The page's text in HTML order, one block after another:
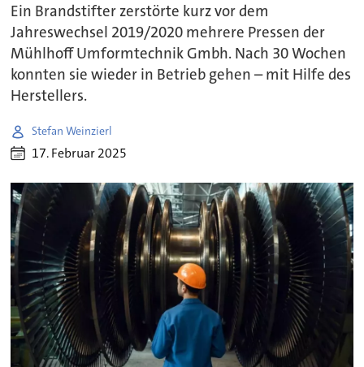
Ein Brandstifter zerstörte kurz vor dem
Jahreswechsel 2019/2020 mehrere Pressen der
Mühlhoff Umformtechnik Gmbh. Nach 30 Wochen
konnten sie wieder in Betrieb gehen – mit Hilfe des
Herstellers.
Stefan Weinzierl
17. Februar 2025